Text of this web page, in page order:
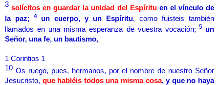
3 solícitos en guardar la unidad del Espírituen el vínculo de
la paz; 4 un cuerpo, y un Espíritu, como fuisteis también
llamados en una misma esperanza de vuestra vocación; 5 un
Señor, una fe, un bautismo,
1 Corintios 1
10 Os ruego, pues, hermanos, por el nombre de nuestro Señor
Jesucristo, que habléis todos una misma cosa, y que no haya